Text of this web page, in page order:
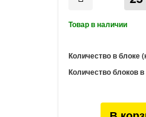
Количество в блоке
Количество блоков